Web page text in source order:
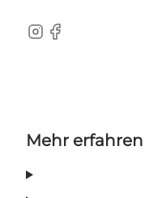
Instagram
Facebook
Mehr erfahren